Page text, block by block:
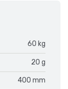
60 kg
20 g
400 mm